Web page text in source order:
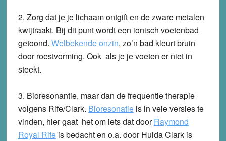
2. Zorg dat je je lichaam ontgift en de zware metalen
kwijtraakt. Bij dit punt wordt een ionisch voetenbad
getoond. Welbekende onzin, zo’n bad kleurt bruin
door roestvorming. Ook als je je voeten er niet in
steekt.
3. Bioresonantie, maar dan de frequentie therapie
volgens Rife/Clark. Bioresonatieis in vele versies te
vinden, hier gaat het om iets dat doorRaymond
Royal Rifeis bedacht en o.a. door Hulda Clark is